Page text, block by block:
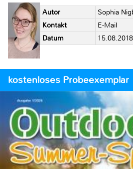
Autor
Sophia
Kontakt
E-Mail
Datum
kostenloses Probeexemplar